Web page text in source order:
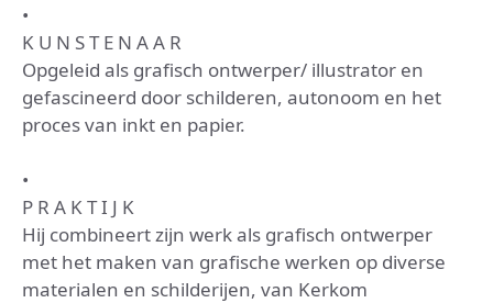
•
K U N S T E N A A R
Opgeleid als grafisch ontwerper/ illustrator en
gefascineerd door schilderen, autonoom en het
proces van inkt en papier.
•
P R A K T I J K
Hij combineert zijn werk als grafisch ontwerper
met het maken van grafische werken op diverse
materialen en schilderijen, van Kerkom